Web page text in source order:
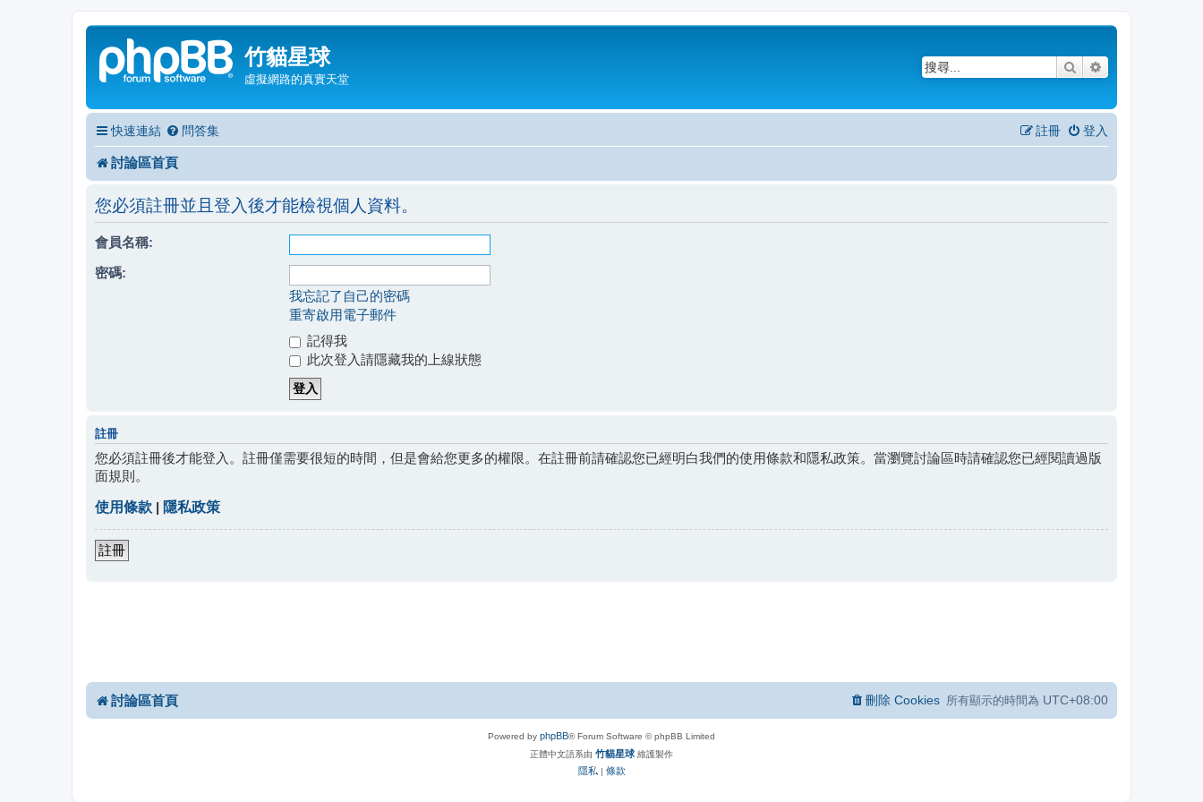
竹貓星球
虛擬網路的真實天堂
搜尋
快速連結 問答集 登入
註冊
討論區首頁
您必須註冊並且登入後才能檢視個人資料。
會員名稱:
密碼:
我忘記了自己的密碼
重寄啟用電子郵件
記得我
此次登入請隱藏我的上線狀態
註冊
您必須註冊後才能登入。註冊僅需要很短的時間，但是會給您更多的權限。在註冊前請確認您已經明白我們的使用條款和隱私政策。當瀏覽討論區時請確認您已經閱讀過版
面規則。
使用條款 | 隱私政策
註冊
討論區首頁 所有顯示的時間為 UTC+08:00
刪除 Cookies
Powered by phpBB® Forum Software © phpBB Limited
正體中文語系由 竹貓星球 維護製作
隱私 | 條款